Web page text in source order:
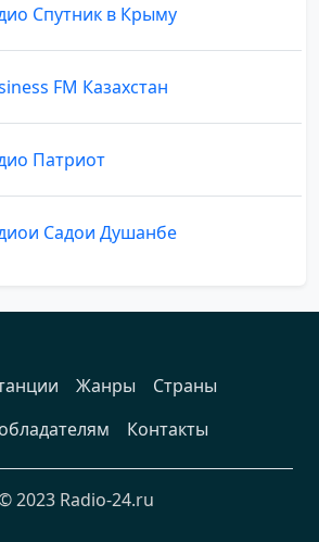
Спутник в Крыму
FM Казахстан
Патриот
Садои Душанбе
Жанры
Страны
Контакты
2023 Radio-24.ru